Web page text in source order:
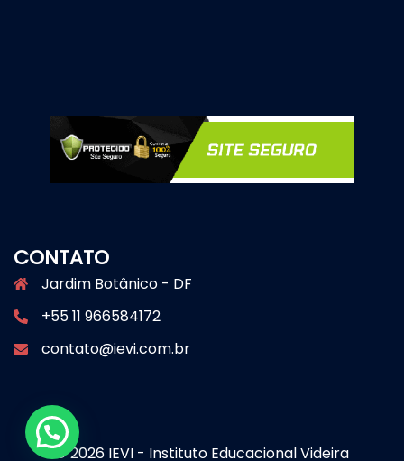
CONTATO
Jardim Botânico - DF
+55 11 966584172
contato@ievi.com.br
© 2026 IEVI - Instituto Educacional Videira